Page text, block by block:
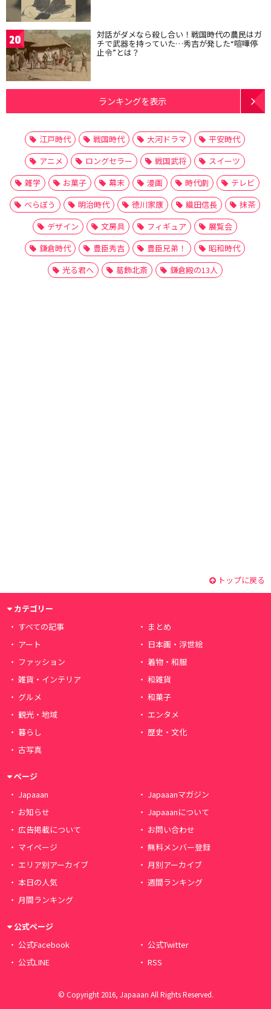
20 対話がダメなら殺し合い！戦国時代の農民はガ
チで武器を持っていた…秀吉が発した“喧嘩停
止令”とは？
ランキングを表示
江戸時代 戦国時代 大河ドラマ
平安時代
アニメ
ロングセラー 戦国武将
スイーツ
雑学
お菓子 幕末 漫画 時代劇
テレビ
べらぼう
明治時代 徳川家康 織田信長
抹茶
デザイン
文房具 フィギュア
展覧会
鎌倉時代
豊臣秀吉 豊臣兄弟！
昭和時代
光る君へ
葛飾北斎 鎌倉殿の13人
トップに戻る
カテゴリー
すべての記事
まとめ
アート
日本画・浮世絵
ファッション
着物・和服
雑貨・インテリア
和雑貨
グルメ
和菓子
観光・地域
エンタメ
暮らし
歴史・文化
古写真
ページ
Japaaan
Japaaanマガジン
お知らせ
Japaaanについて
広告掲載について
お問い合わせ
マイページ
無料メンバー登録
エリア別アーカイブ
月別アーカイブ
本日の人気
週間ランキング
月間ランキング
公式ページ
公式Facebook
公式Twitter
公式LINE
RSS
© Copyright 2016, Japaaan All Rights Reserved.